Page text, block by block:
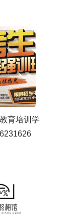
育培训学